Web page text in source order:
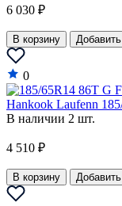
Peugeot
Polaris
Pontiac
Proton
6 030 ₽
В корзину
0
Hankook Laufenn
В наличии 2 шт.
4 510 ₽
В корзину